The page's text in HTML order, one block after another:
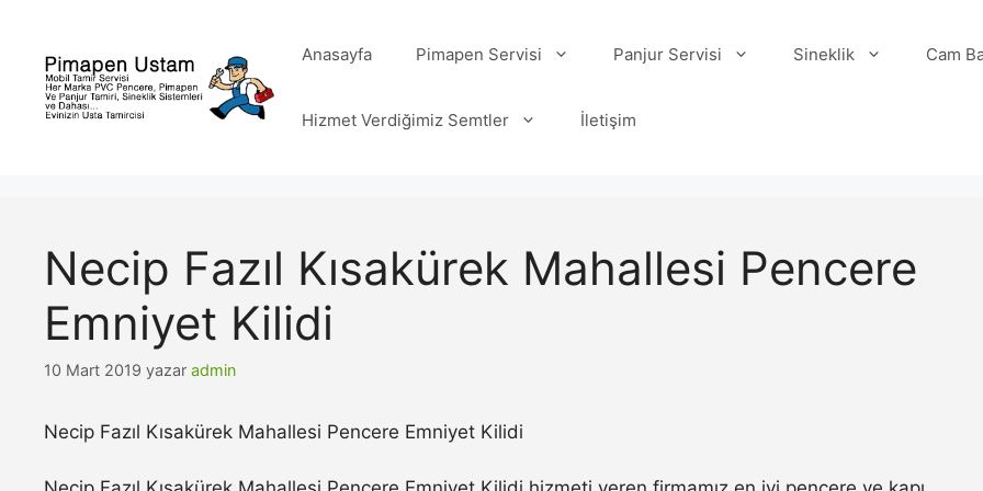
Anasayfa Pimapen Servisi Panjur Servisi Sineklik Cam
Hizmet Verdiğimiz Semtler İletişim
Necip Fazıl Kısakürek Mahallesi Pencere
Emniyet Kilidi
10 Mart 2019 yazar admin
Necip Fazıl Kısakürek Mahallesi Pencere Emniyet Kilidi